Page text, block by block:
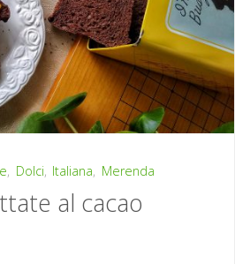
, Dolci, Italiana, Merenda
al cacao